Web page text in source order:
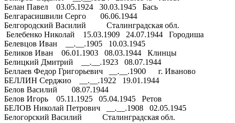
Белан Павел 03.05.1924 30.03.1945 Бась
Белгарасишвили Серго 06.06.1944
Белгородский Василий Сталинградская обл.
Белебенко Николай 15.03.1909 24.07.1944 Городиша
Белевцов Иван __.__.1905 10.03.1945
Беликов Иван 06.01.1903 08.03.1944 Клинцы
Белицкий Дмитрий __.__.1923 08.07.1944
Беллаев Федор Григорьевич __.__.1900 г. Иваново
БЕЛЛИН Серджио __.__.1922 19.01.1944
Белов Василий 08.07.1944
Белов Игорь 05.11.1925 05.04.1945 Ретов
БЕЛОВ Николай Петрович __.__.1908 02.05.1945
Белогорский Василий Сталинградская обл.